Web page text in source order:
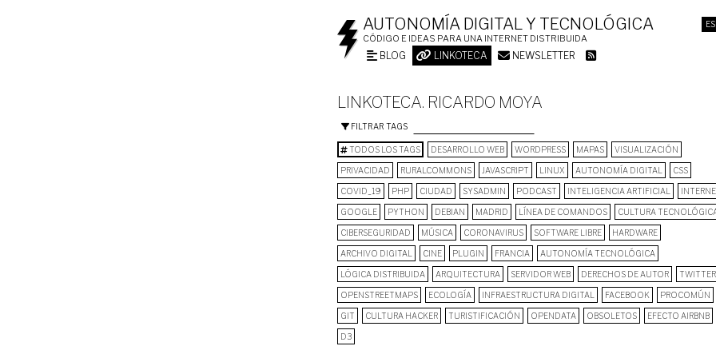
ES
AUTONOMÍA DIGITAL Y TECNOLÓGICA
CÓDIGO E IDEAS PARA UNA INTERNET DISTRIBUIDA
BLOG LINKOTECA NEWSLETTER
LINKOTECA. RICARDO MOYA
FILTRAR TAGS
TODOS LOS TAGS DESARROLLO WEB WORDPRESS MAPAS VISUALIZACIÓN
PRIVACIDAD RURALCOMMONS JAVASCRIPT LINUX AUTONOMÍA DIGITAL CSS
COVID_19 PHP CIUDAD SYSADMIN PODCAST INTELIGENCIA ARTIFICIAL
GOOGLE PYTHON DEBIAN MADRID LÍNEA DE COMANDOS CULTURA
CIBERSEGURIDAD MÚSICA CORONAVIRUS SOFTWARE LIBRE HARDWARE
ARCHIVO DIGITAL CINE PLUGIN FRANCIA AUTONOMÍA TECNOLÓGICA
LÓGICA DISTRIBUIDA ARQUITECTURA SERVIDOR WEB DERECHOS DE AUTOR TWITTER
OPENSTREETMAPS ECOLOGÍA INFRAESTRUCTURA DIGITAL FACEBOOK PROCOMÚN
GIT CULTURA HACKER TURISTIFICACIÓN OPENDATA OBSOLETOS EFECTO AIRBNB
D3